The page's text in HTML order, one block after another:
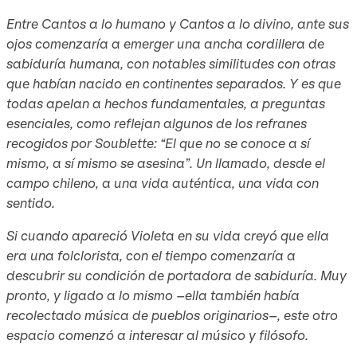
Entre Cantos a lo humano y Cantos a lo divino, ante sus
ojos comenzaría a emerger una ancha cordillera de
sabiduría humana, con notables similitudes con otras
que habían nacido en continentes separados. Y es que
todas apelan a hechos fundamentales, a preguntas
esenciales, como reflejan algunos de los refranes
recogidos por Soublette: “El que no se conoce a sí
mismo, a sí mismo se asesina”. Un llamado, desde el
campo chileno, a una vida auténtica, una vida con
sentido.
Si cuando apareció Violeta en su vida creyó que ella
era una folclorista, con el tiempo comenzaría a
descubrir su condición de portadora de sabiduría. Muy
pronto, y ligado a lo mismo –ella también había
recolectado música de pueblos originarios–, este otro
espacio comenzó a interesar al músico y filósofo.